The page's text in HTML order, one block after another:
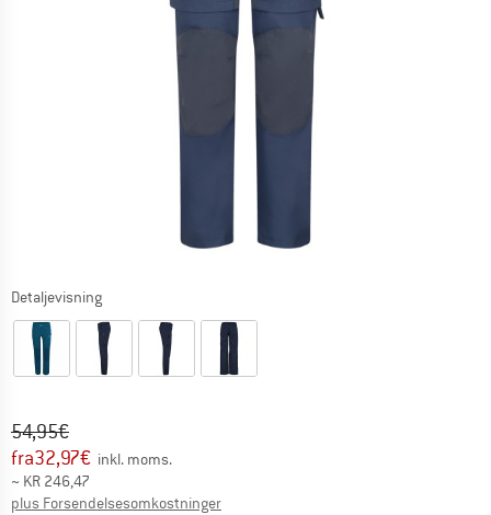
Detaljevisning
Original pris :
54,95€
Pris:
fra32,97€ inkl. moms.
~ KR 246,47
plus ForsendelsesomkostningerOplysninger om